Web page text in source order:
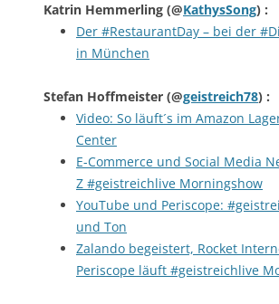
Katrin Hemmerling (@KathysSong) :
Der #RestaurantDay – bei der
in München
Stefan Hoffmeister (@geistreich78) :
Video: So läuft´s im Amazon
Center
E-Commerce und Social Media
Z #geistreichlive Morningshow
YouTube und Periscope:
und Ton
Zalando begeistert, Rocket
Periscope läuft #geistreichlive